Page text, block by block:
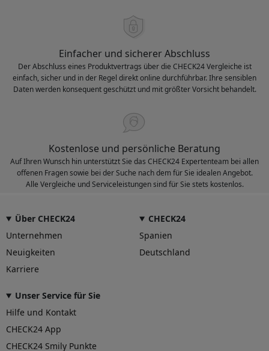
Einfacher und sicherer Abschluss
Der Abschluss eines Produktvertrags über die CHECK24 Vergleiche ist
einfach, sicher und in der Regel direkt online durchführbar. Ihre sensiblen
Daten werden konsequent geschützt und mit größter Vorsicht behandelt.
Kostenlose und persönliche Beratung
Auf Ihren Wunsch hin unterstützt Sie das CHECK24 Expertenteam bei allen
offenen Fragen sowie bei der Suche nach dem für Sie idealen Angebot.
Alle Vergleiche und Serviceleistungen sind für Sie stets kostenlos.
Über CHECK24
Unternehmen
Neuigkeiten
Karriere
CHECK24
Spanien
Deutschland
Unser Service für Sie
Hilfe und Kontakt
CHECK24 App
CHECK24 Smily Punkte